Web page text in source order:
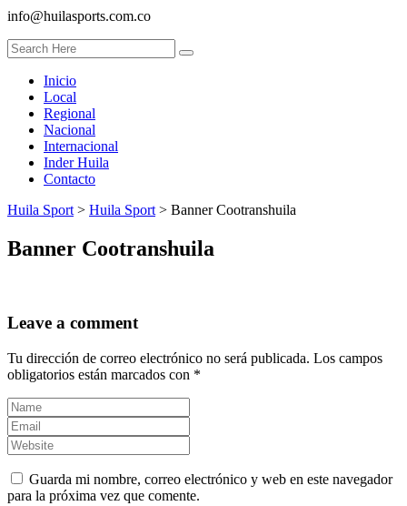
info@huilasports.com.co
Inicio
Local
Regional
Nacional
Internacional
Inder Huila
Contacto
Huila Sport > Huila Sport > Banner Cootranshuila
Banner Cootranshuila
Leave a comment
Tu dirección de correo electrónico no será publicada. Los campos
obligatorios están marcados con *
Guarda mi nombre, correo electrónico y web en este navegador
para la próxima vez que comente.